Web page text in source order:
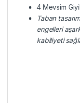
4 Mevsim
Taban
engelleri
kabiliyeti